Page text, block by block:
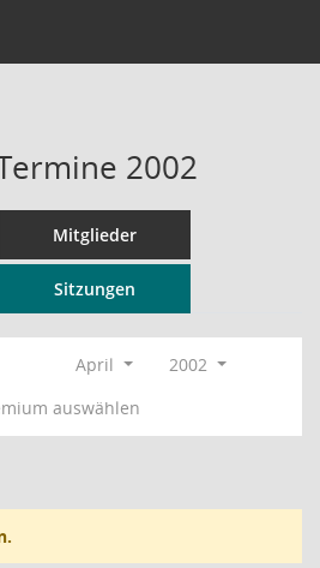
2002
Mitglieder
Sitzungen
April
2002
auswählen